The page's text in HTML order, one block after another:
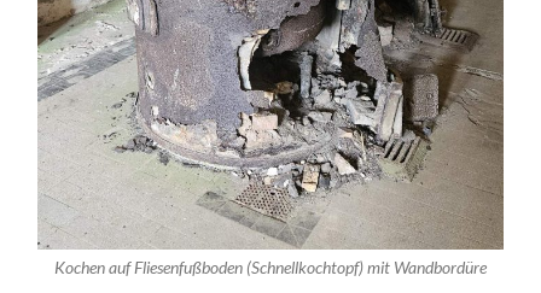
Kochen auf Fliesenfußboden (Schnellkochtopf) mit Wandbordüre